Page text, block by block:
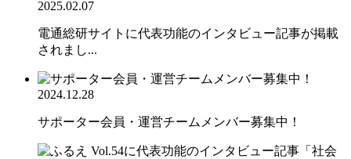
2025.02.07
電通総研サイトに代表功能のインタビュー記事が掲載
されまし...
2024.12.28
サポーター会員・運営チームメンバー募集中！